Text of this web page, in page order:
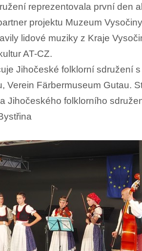
reprezentovala první den
projektu Muzeum
lidové muziky z Kraje
AT-CZ.
Jihočeské folklorní sdružení
Verein Färbermuseum Gutau.
Jihočeského folklorního